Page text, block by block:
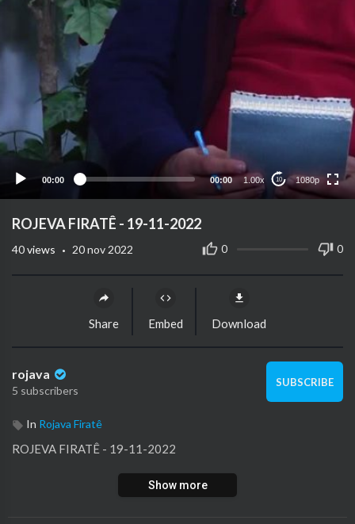
00:00 00:00 1.00x 10 1080p
1080p
720p
240p
ROJEVA FIRATÊ - 19-11-2022
0 0
40views · 20 nov 2022
Share Embed Download
rojava
5 subscribers
SUBSCRIBE
In Rojava Firatê
⁣ROJEVA FIRATÊ - 19-11-2022
Show more